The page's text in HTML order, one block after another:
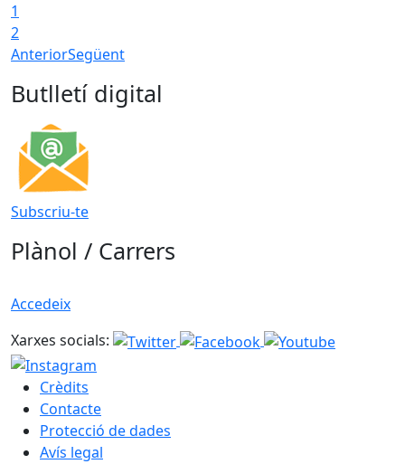
1
2
AnteriorSegüent
Butlletí digital
Subscriu-te
Plànol / Carrers
Accedeix
Xarxes socials:
Crèdits
Contacte
Protecció de dades
Avís legal